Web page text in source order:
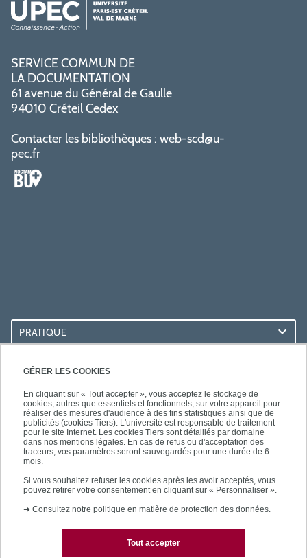
GÉRER LES COOKIES
En cliquant sur « Tout accepter », vous acceptez le stockage de
cookies, autres que essentiels et fonctionnels, sur votre appareil pour
réaliser des mesures d'audience à des fins statistiques ainsi que de
publicités (cookies Tiers). L'université est responsable de traitement
pour le site Internet. Les cookies Tiers sont détaillés par domaine
dans nos mentions légales. En cas de refus ou d'acceptation des
traceurs, vos paramètres seront sauvegardés pour une durée de 6
mois.
Si vous souhaitez refuser les cookies après les avoir acceptés, vous
pouvez retirer votre consentement en cliquant sur « Personnaliser ».
➜ Consultez notre politique en matière de protection des données.
Tout accepter
SERVICE COMMUN DE
LA DOCUMENTATION
61 avenue du Général de Gaulle
94010 Créteil Cedex
Contacter les bibliothèques : web-scd@u-
pec.fr
PRATIQUE
ACCÈS RAPIDES
LES BU SUR...
Mentions légales